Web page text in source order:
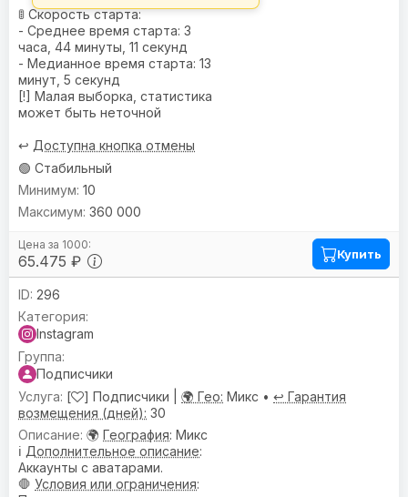
🚦 Скорость старта:
- Среднее время старта: 3
часа, 44 минуты, 11 секунд
- Медианное время старта: 13
минут, 5 секунд
[!] Малая выборка, статистика
может быть неточной
↩️ Доступна кнопка отмены
🟢 Стабильный
65.475 ₽
10
360 000
Купить
296
Instagram
Подписчики
[
] Подписчики | 🌍 Гео: Микс • ↩️ Гарантия
возмещения (дней): 30
🌍 География: Микс
ℹ️ Дополнительное описание:
Аккаунты с аватарами.
🛑 Условия или ограничения: